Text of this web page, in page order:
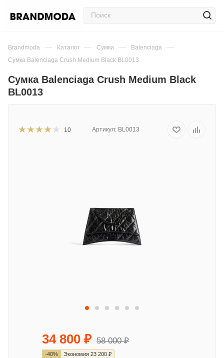
Brandmoda — Каталог — Сумки — Balenciaga —
Сумка Balenciaga Crush Medium Black BL0013
Сумка Balenciaga Crush Medium Black
BL0013
10 Артикул: BL0013
34 800 ₽ 58 000₽
-40% Экономия 23 200 ₽